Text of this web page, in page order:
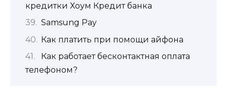
кредитки Хоум Кредит банка
Samsung Pay
Как платить при помощи айфона
Как работает бесконтактная оплата
телефоном?